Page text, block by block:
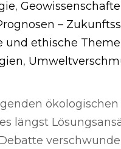
,
–
und ethische
,
längst